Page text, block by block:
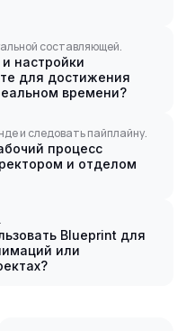
составляющей.
настройки
для достижения
времени?
и следовать пайплайну.
процесс
и отделом
Blueprint для
или